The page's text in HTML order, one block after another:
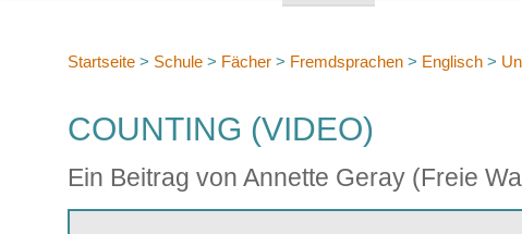
Startseite > Schule > Fächer > Fremdsprachen > Englisch >
COUNTING (VIDEO)
Ein Beitrag von Annette Geray (Freie